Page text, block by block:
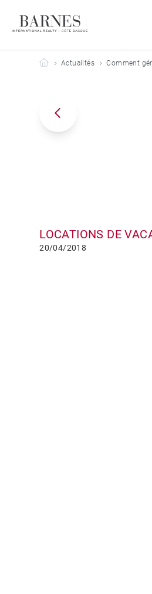
Barnes Côte Basque
Actualités Comment
LOCATIONS DE
20/04/2018